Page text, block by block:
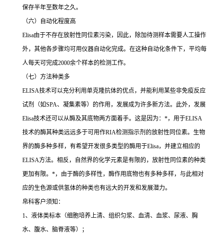
保存半年至数年之久。
（六）自动化程度高
Elisa由于不存在放射性同位素污染，因此，除加待测样本需要人工操作
外，其他各步骤均可用仪器自动化完成。在这种自动化条件下，平均每
人每天可完成2000余个样本的检测工作。
（七）方法种类多
ELISA技术可以充分利用单克隆抗体的优点，并能利用某些非免疫反应
试剂（如SPA、凝集素等）的作用，发展成为许多新方法。此外，发展
Elisa技术还可以从酶及其底物两方面着手。这是因为： *，用于ELISA
技术的酶其种类远远多于可用作RIA检测指示剂的放射性同位素。生物
界的酶多种多样，有希望开发很多类型的酶用于Elisa，并建立相应的
ELISA方法。相反，自然界的化学元素是有限的，放射性同位素的种类
更加有限。 *，由于酶的多样性，酶作用底物也有多种多样，与此相对
应的生色源或供氢体的种类也有远大的开发和发展潜力。
帛科客户须知：
1、液体类标本（细胞培养上清、组织匀浆、血清、血浆、尿液、胸
水、腹水、脑脊液等）；